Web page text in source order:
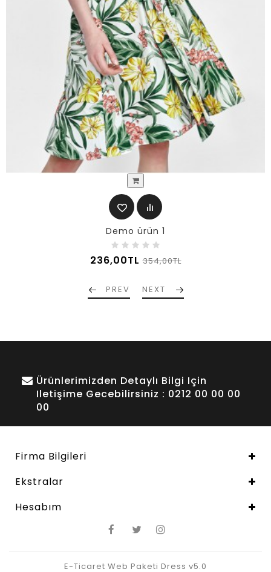
Demo ürün 1
236,00TL 354,00TL
PREV NEXT
Ürünlerimizden Detaylı Bilgi Için
Iletişime Gecebilirsiniz : 0212 00 00 00
00
Firma Bilgileri
Ekstralar
Hesabım
E-Ticaret Web Paketi Dress v5.0